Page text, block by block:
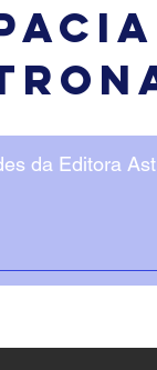
da Editora